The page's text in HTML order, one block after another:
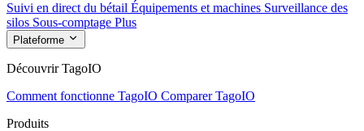
Suivi en direct du bétail Équipements et machines Surveillance des
silos Sous-comptage Plus
Plateforme
Découvrir TagoIO
Comment fonctionne TagoIO Comparer TagoIO
Produits